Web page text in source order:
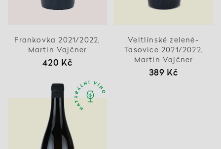
Frankovka 2021/2022,
Martin Vajčner
420 Kč
Veltlínské zelené-
Tasovice 2021/2022,
Martin Vajčner
389 Kč